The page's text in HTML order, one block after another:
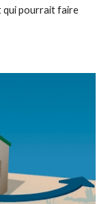
qui pourrait faire